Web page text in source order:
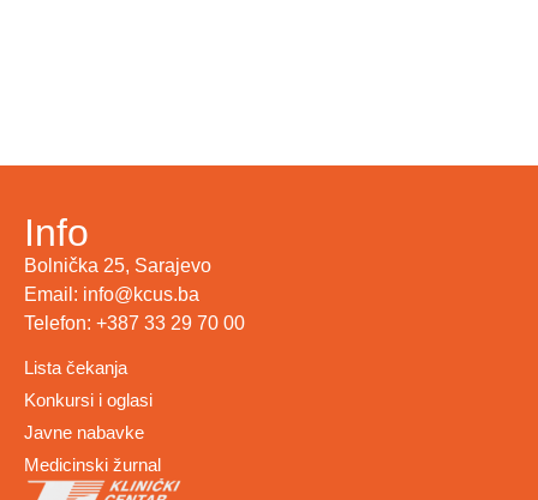
Info
Bolnička 25, Sarajevo
Email: info@kcus.ba
Telefon: +387 33 29 70 00
Lista čekanja
Konkursi i oglasi
Javne nabavke
Medicinski žurnal